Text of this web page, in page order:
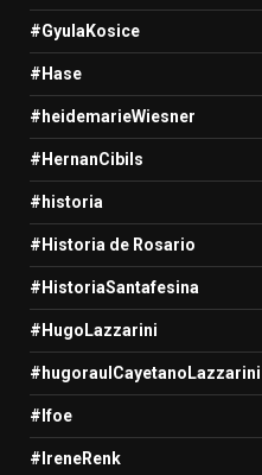
#GyulaKosice
#Hase
#heidemarieWiesner
#HernanCibils
#historia
#Historia de Rosario
#HistoriaSantafesina
#HugoLazzarini
#hugoraulCayetanoLazzarini
#Ifoe
#IreneRenk